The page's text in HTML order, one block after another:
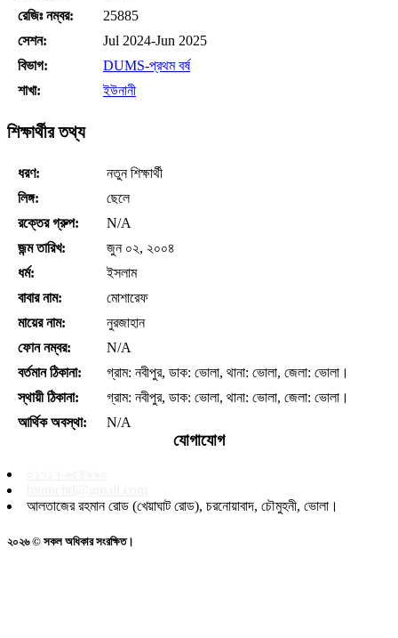
রেজিঃ নম্বর:
25885
সেশন:
Jul 2024-Jun 2025
বিভাগ:
DUMS-প্রথম বর্ষ
শাখা:
ইউনানী
শিক্ষার্থীর তথ্য
ধরণ:
নতুন শিক্ষার্থী
লিঙ্গ:
ছেলে
রক্তের গ্রুপ:
N/A
জন্ম তারিখ:
জুন ০২, ২০০৪
ধর্ম:
ইসলাম
বাবার নাম:
মোশারেফ
মায়ের নাম:
নুরজাহান
ফোন নম্বর:
N/A
বর্তমান ঠিকানা:
গ্রাম: নবীপুর, ডাক: ভোলা, থানা: ভোলা, জেলা: ভোলা।
স্থায়ী ঠিকানা:
গ্রাম: নবীপুর, ডাক: ভোলা, থানা: ভোলা, জেলা: ভোলা।
আর্থিক অবস্থা:
N/A
যোগাযোগ
আলতাজের রহমান রোড (খেয়াঘাট রোড), চরনোয়াবাদ, চৌমুহনী, ভোলা।
২০২৬ © সকল অধিকার সংরক্ষিত।